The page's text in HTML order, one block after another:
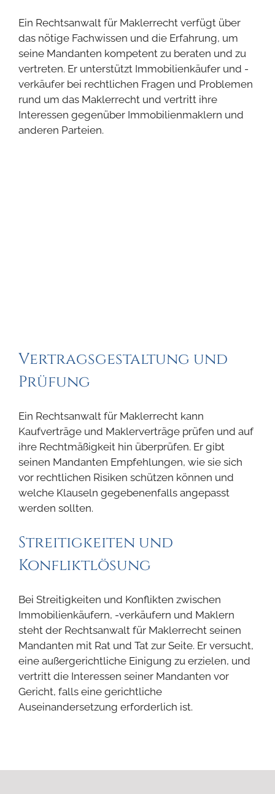
Ein Rechtsanwalt für Maklerrecht verfügt über
das nötige Fachwissen und die Erfahrung, um
seine Mandanten kompetent zu beraten und zu
vertreten. Er unterstützt Immobilienkäufer und -
verkäufer bei rechtlichen Fragen und Problemen
rund um das Maklerrecht und vertritt ihre
Interessen gegenüber Immobilienmaklern und
anderen Parteien.
Vertragsgestaltung und
Prüfung
Ein Rechtsanwalt für Maklerrecht kann
Kaufverträge und Maklerverträge prüfen und auf
ihre Rechtmäßigkeit hin überprüfen. Er gibt
seinen Mandanten Empfehlungen, wie sie sich
vor rechtlichen Risiken schützen können und
welche Klauseln gegebenenfalls angepasst
werden sollten.
Streitigkeiten und
Konfliktlösung
Bei Streitigkeiten und Konflikten zwischen
Immobilienkäufern, -verkäufern und Maklern
steht der Rechtsanwalt für Maklerrecht seinen
Mandanten mit Rat und Tat zur Seite. Er versucht,
eine außergerichtliche Einigung zu erzielen, und
vertritt die Interessen seiner Mandanten vor
Gericht, falls eine gerichtliche
Auseinandersetzung erforderlich ist.